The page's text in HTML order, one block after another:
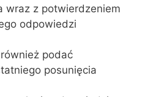
wraz z potwierdzeniem
odpowiedzi
podać
posunięcia